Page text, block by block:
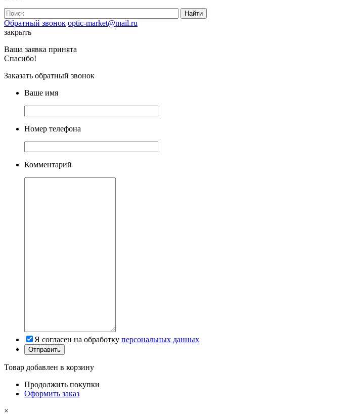
Обратный звонок optic-market@mail.ru
закрыть
Ваша заявка принята
Спасибо!
Заказать обратный звонок
Ваше имя
Номер телефона
Комментарий
Я согласен на обработку персональных данных
Товар добавлен в корзину
Продолжить покупки
Оформить заказ
×